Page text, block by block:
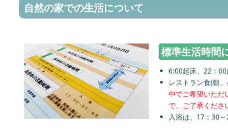
自然の家での生活について
標準生活時間
6:00起床、22：00
レストラン食(朝
中でご希望いただ
で、ご了承くださ
入浴は、17：30